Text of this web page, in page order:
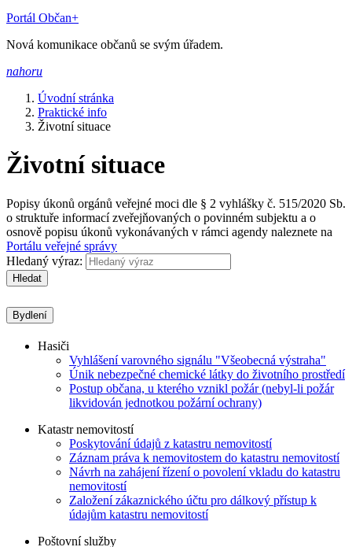
Portál Občan+
Nová komunikace občanů se svým úřadem.
nahoru
Úvodní stránka
Praktické info
Životní situace
Životní situace
Popisy úkonů orgánů veřejné moci dle § 2 vyhlášky č. 515/2020 Sb.
o struktuře informací zveřejňovaných o povinném subjektu a o
osnově popisu úkonů vykonávaných v rámci agendy naleznete na
Portálu veřejné správy
Hledaný výraz:
Hledat
Bydlení
Hasiči
Vyhlášení varovného signálu "Všeobecná výstraha"
Únik nebezpečné chemické látky do životního prostředí
Postup občana, u kterého vznikl požár (nebyl-li požár
likvidován jednotkou požární ochrany)
Katastr nemovitostí
Poskytování údajů z katastru nemovitostí
Záznam práva k nemovitostem do katastru nemovitostí
Návrh na zahájení řízení o povolení vkladu do katastru
nemovitostí
Založení zákaznického účtu pro dálkový přístup k
údajům katastru nemovitostí
Poštovní služby